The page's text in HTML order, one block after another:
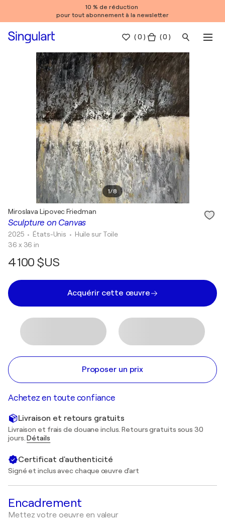
10 % de réduction
pour tout abonnement à la newsletter
(0 ) ( 0 )
1/8
Sculpture on Canvas
Miroslava Lipovec Friedman
2025 • États-Unis • Huile sur Toile
36 x 36 in
4 100 $US
Acquérir cette œuvre
Proposer un prix
Achetez en toute confiance
Livraison et retours gratuits
Livraison et frais de douane inclus. Retours gratuits sous 30
jours.Détails
Certificat d'authenticité
Signé et inclus avec chaque œuvre d'art
Encadrement
Mettez votre oeuvre en valeur